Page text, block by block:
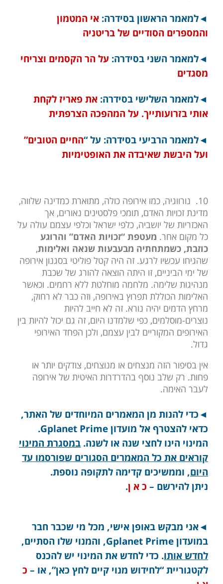
◄למאמר הראשון בסידרה: אי המטמון
והמספרים הסודיים של בריטניה
◄למאמר השני בסידרה: על הר הקסמים וצריחי
מסגדים
◄למאמר השלישי בסידרה: את פאריז לקחת
אותי בזרועותייך. על המהפכה הצרפתית
◄למאמר הרביעי בסידרה: על “החיים הטובים”
ועל היבשת שאיבדה את האופטימיות
10.
נורווגיה, כמו אירופה כולה, מתוארת כמדינה שלווה,
מדינת זכויות האדם, תומכי פלסטינים נאורים, אך
האכזריות של יושביה, כלפי ישראל וכלפי עצמם עולה על
כל מקום אחר. מעטפת “זכויות האדם” והרוגע
כוזבת, כשמתחתיה מבעבעות שנאה ואלימות,
שהגיחו עכשיו לרגע. זה היה קטל פוליטי בסגנון אירופה
של ימי הביניים, זו היתה הוצאה להורג של שכבת
מנהיגות שלימה. מלחמה מוחלטת ללא רחמים. וכאשר
האלימות הכוללת תפרוץ באירופה, וזה כבר לא רחוק,
מרחץ הדמים יהיה נורא. זה לא חייב להיות
נוצרים-מוסלמים, כפי שלמדנו היום, זה גם יכול להיות בין
האירופים המקוריים לבין עצמם, ולכן הפחד האירופי
גדול.
אין בסיפור הזה מנצחים או מנוצחים, צודקים יותר או
פחות. רק שלב נוסף בהדרדרות האיטית של אירופה
לעבר האימה.
◄ כדי להנות מן המאמרים המיוחדים של האתר,
כדאי להצטרף אל מועדון Gplanet Prime.
המינוי הינו לחצי שנה או לשנה. במסגרת המינוי
קוראים את כל המאמרים הסגורים שפורסמו עד
היום, וממשיכים קדימה לתקופה נוספת.
ניתן להירשם – כ א ן.
◄אני מבקש באופן אישי, מכל מי שכבר חבר
במועדון Gplanet Prime, והמנוי שלו הסתיים,
לחדש אותו. כדי לחדש את המינוי יש להכנס
לקטגוריית “לחידוש מנוי קיים לחץ כאן”, או – כ